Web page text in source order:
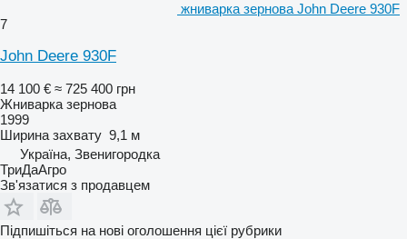
жниварка зернова John Deere 930F
7
John Deere 930F
14 100 € ≈ 725 400 грн
Жниварка зернова
1999
Ширина захвату 9,1 м
Україна, Звенигородка
ТриДаАгро
Зв'язатися з продавцем
Підпишіться на нові оголошення цієї рубрики